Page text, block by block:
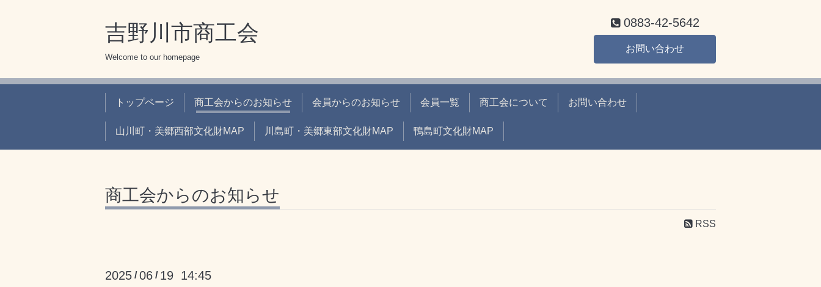
吉野川市商工会
Welcome to our homepage
0883-42-5642
お問い合わせ
トップページ 商工会からのお知らせ 会員からのお知らせ 会員一覧 商工会について お問い合わせ
山川町・美郷西部文化財MAP 川島町・美郷東部文化財MAP 鴨島町文化財MAP
商工会からのお知らせ
RSS
2025 /06 / 19 14:45